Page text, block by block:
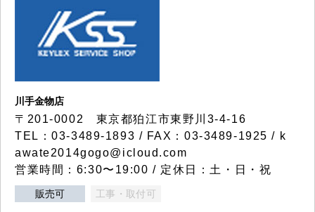
川手金物店
〒201-0002 東京都狛江市東野川3-4-16
TEL：03-3489-1893 / FAX：03-3489-1925 / k
awate2014gogo@icloud.com
営業時間：6:30〜19:00 / 定休日：土・日・祝
販売可 工事・取付可